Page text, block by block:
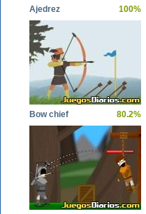
Ajedrez 100%
Bow chief 80.2%